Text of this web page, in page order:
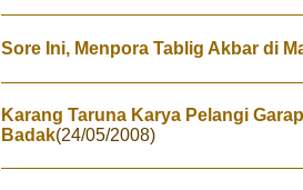
Sore Ini, Menpora Tablig Akbar di
Karang Taruna Karya Pelangi
Badak(24/05/2008)